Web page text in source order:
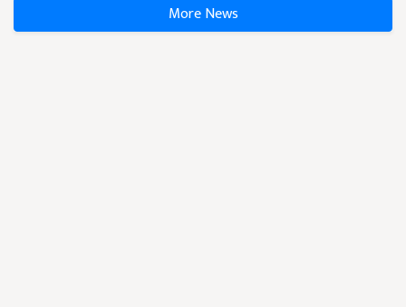
More News